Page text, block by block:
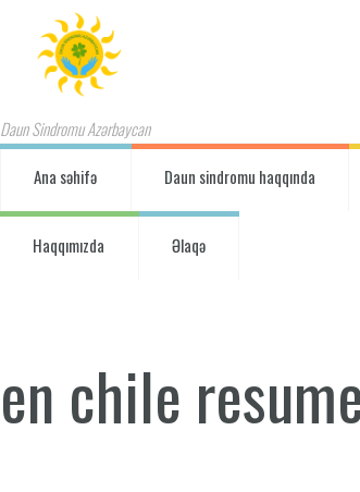
Daun Sindromu Azərbaycan
Ana səhifə Daun sindromu haqqında
Haqqımızda Əlaqə
en chile